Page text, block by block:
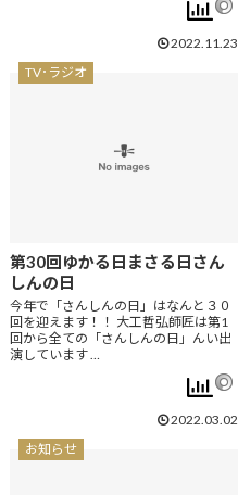
2022.11.23
TV･ラジオ
第30回ゆかる日まさる日さん
しんの日
今年で「さんしんの日」はなんと３０
回を迎えます！！ 大工哲弘師匠は第1
回から全ての「さんしんの日」んい出
演しています …
2022.03.02
お知らせ